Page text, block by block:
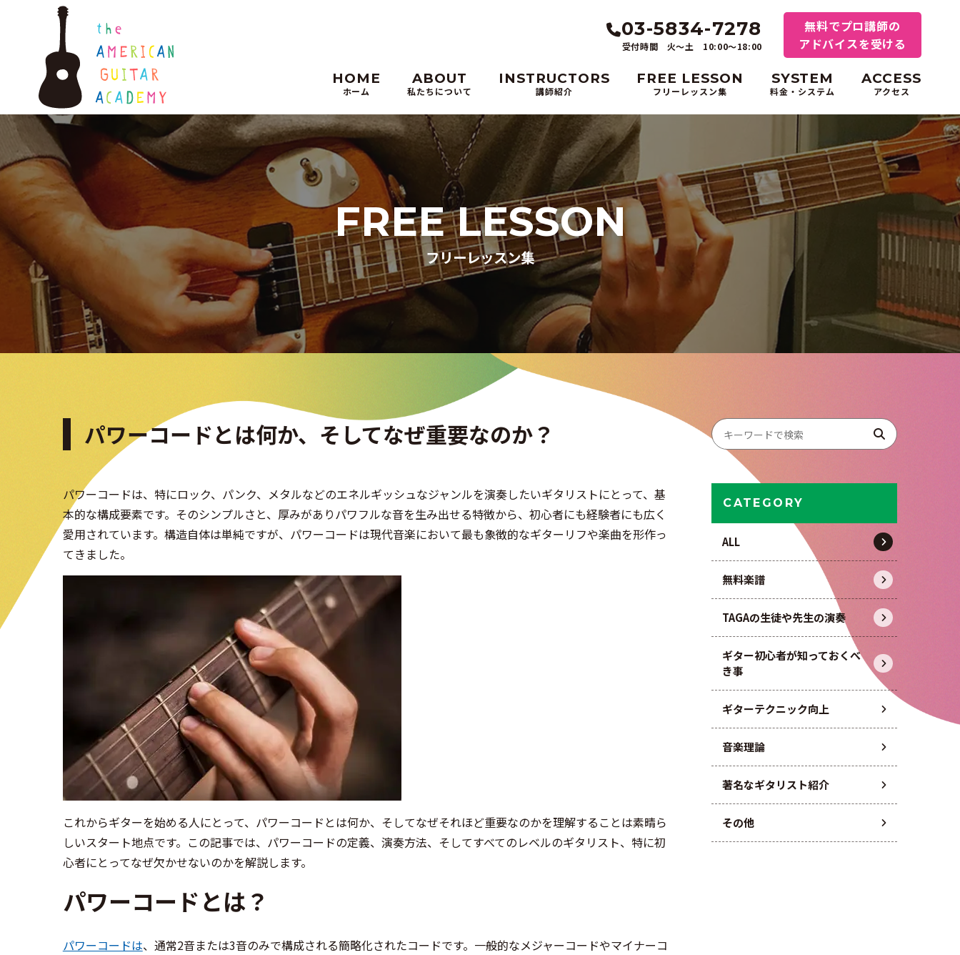
03-5834-7278
受付時間 火～土 10:00〜18:00
無料でプロ講師の
アドバイスを受ける
HOME
ホーム
ABOUT
私たちについて
INSTRUCTORS
講師紹介
FREE LESSON
フリーレッスン集
SYSTEM
料金・システム
ACCESS
アクセス
FREE LESSON
フリーレッスン集
CATEGORY
ALL
無料楽譜
TAGAの生徒や先生の演奏
ギター初心者が知っておくべ
き事
ギターテクニック向上
音楽理論
著名なギタリスト紹介
その他
パワーコードとは何か、そしてなぜ重要なのか？
パワーコードは、特にロック、パンク、メタルなどのエネルギッシュなジャンルを演奏したいギタリストにとって、基
本的な構成要素です。そのシンプルさと、厚みがありパワフルな音を生み出せる特徴から、初心者にも経験者にも広く
愛用されています。構造自体は単純ですが、パワーコードは現代音楽において最も象徴的なギターリフや楽曲を形作っ
てきました。
これからギターを始める人にとって、パワーコードとは何か、そしてなぜそれほど重要なのかを理解することは素晴ら
しいスタート地点です。この記事では、パワーコードの定義、演奏方法、そしてすべてのレベルのギタリスト、特に初
心者にとってなぜ欠かせないのかを解説します。
パワーコードとは？
パワーコードは、通常2音または3音のみで構成される簡略化されたコードです。一般的なメジャーコードやマイナーコ